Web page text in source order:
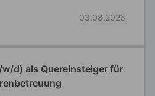
03.08.2026
d) als Quereinsteiger für